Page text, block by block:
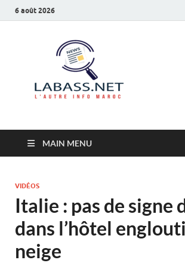
6 août 2026
MAIN MENU
VIDÉOS
Italie : pas de signe
dans l’hôtel
neige